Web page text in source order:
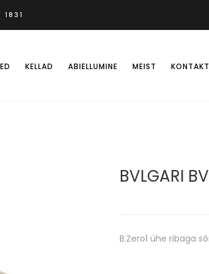
KELLAD ABIELLUMINE MEIST KONTAKT
BVLGARI
B.Zero1 ühe ribaga